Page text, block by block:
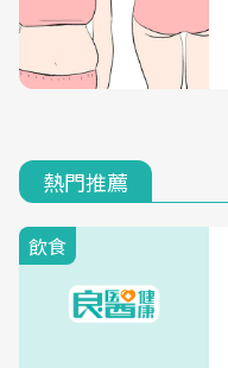
熱門推薦
飲食